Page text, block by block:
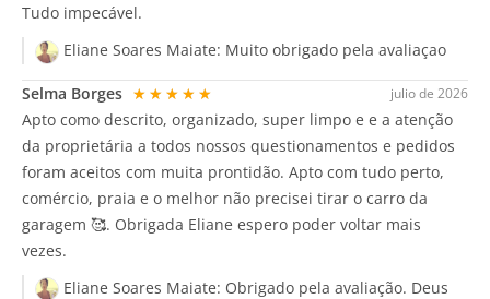
Tudo impecável.
Eliane Soares Maiate: Muito obrigado pela avaliaçao
julio de 2026
Selma Borges ★★★★★
Apto como descrito, organizado, super limpo e e a atenção
da proprietária a todos nossos questionamentos e pedidos
foram aceitos com muita prontidão. Apto com tudo perto,
comércio, praia e o melhor não precisei tirar o carro da
garagem 🥰. Obrigada Eliane espero poder voltar mais
vezes.
Eliane Soares Maiate: Obrigado pela avaliação. Deus